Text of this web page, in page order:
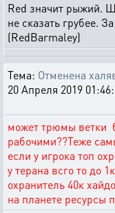
Red значит рыжий.
не сказать грубее.
(RedBarmaley)
Тема: Отменена
20 Апреля 2019
может трюмы ветки
рабочими??Теже
если у игрока топ
у терана всго то до
охранитель 40к
на планете ресурсы